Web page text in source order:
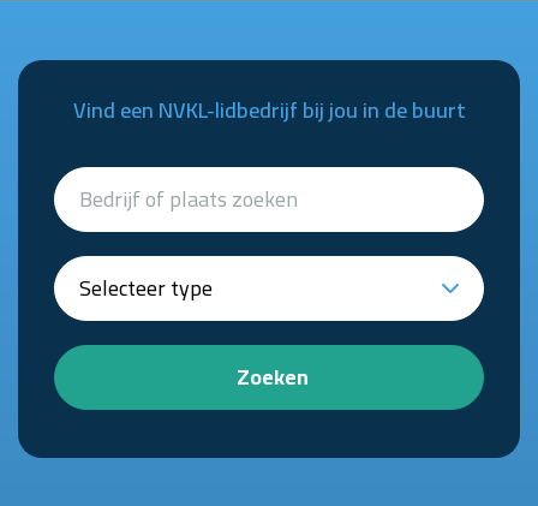
Vind een NVKL-lidbedrijf bij jou in de buurt
Zoeken